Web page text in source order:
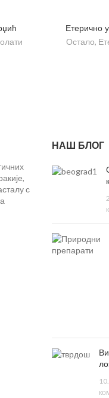
Етерично
Остало,
с
НАШ БЛОГ